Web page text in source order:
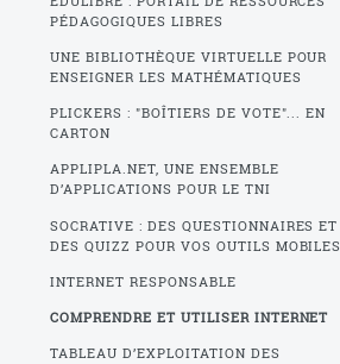
PÉDAGOGIQUES LIBRES
UNE BIBLIOTHÈQUE VIRTUELLE POUR
ENSEIGNER LES MATHÉMATIQUES
PLICKERS : "BOÎTIERS DE VOTE"... EN
CARTON
APPLIPLA.NET, UNE ENSEMBLE
D’APPLICATIONS POUR LE TNI
SOCRATIVE : DES QUESTIONNAIRES ET
DES QUIZZ POUR VOS OUTILS MOBILES
INTERNET RESPONSABLE
COMPRENDRE ET UTILISER INTERNET
TABLEAU D’EXPLOITATION DES